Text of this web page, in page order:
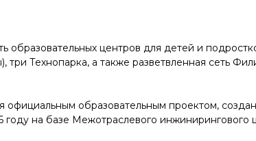
образовательных центров для детей и
Технопарка, а также разветвленная сеть
образовательным проектом,
на базе Межотраслевого